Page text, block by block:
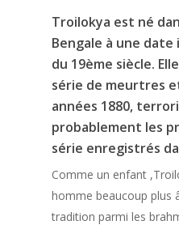
Troilokya est né
Bengale à une date
du 19ème siècle.
série de meurtres
années 1880,
probablement les
série enregistrés
Comme un enfant
homme beaucoup plus
tradition parmi les